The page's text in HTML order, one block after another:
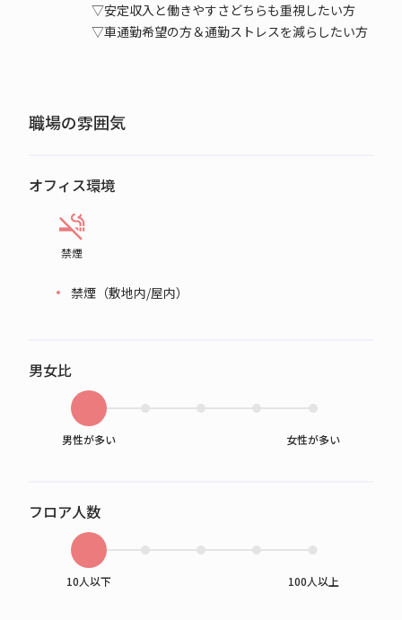
▽安定収入と働きやすさどちらも重視したい方
▽車通勤希望の方＆通勤ストレスを減らしたい方
職場の雰囲気
オフィス環境
禁煙
禁煙（敷地内/屋内）
男女比
男性が多い 女性が多い
フロア人数
10人以下 100人以上